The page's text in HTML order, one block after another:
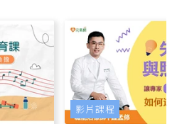
影片課程